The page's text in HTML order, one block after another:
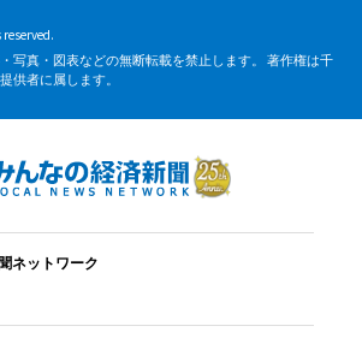
reserved.
写真・図表などの無断転載を禁止します。 著作権は千
供者に属します。
ネットワーク